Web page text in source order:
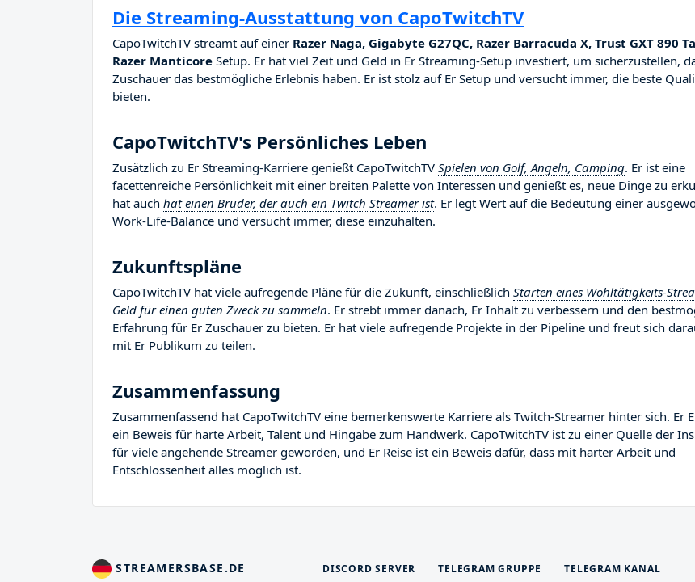
Die Streaming-Ausstattung von CapoTwitchTV
CapoTwitchTV streamt auf einer Razer Naga, Gigabyte G27QC, Razer Barracuda X, Trust GXT 890
Razer Manticore Setup. Er hat viel Zeit und Geld in Er Streaming-Setup investiert, um sicherzustellen,
Zuschauer das bestmögliche Erlebnis haben. Er ist stolz auf Er Setup und versucht immer, die beste
bieten.
CapoTwitchTV's Persönliches Leben
Zusätzlich zu Er Streaming-Karriere genießt CapoTwitchTV Spielen von Golf, Angeln, Camping. Er ist eine
facettenreiche Persönlichkeit mit einer breiten Palette von Interessen und genießt es, neue Dinge zu
hat auch hat einen Bruder, der auch ein Twitch Streamer ist. Er legt Wert auf die Bedeutung einer
Work-Life-Balance und versucht immer, diese einzuhalten.
Zukunftspläne
CapoTwitchTV hat viele aufregende Pläne für die Zukunft, einschließlich Starten eines Wohltätigkeits-
Geld für einen guten Zweck zu sammeln. Er strebt immer danach, Er Inhalt zu verbessern und den
Erfahrung für Er Zuschauer zu bieten. Er hat viele aufregende Projekte in der Pipeline und freut sich
mit Er Publikum zu teilen.
Zusammenfassung
Zusammenfassend hat CapoTwitchTV eine bemerkenswerte Karriere als Twitch-Streamer hinter sich. Er
ein Beweis für harte Arbeit, Talent und Hingabe zum Handwerk. CapoTwitchTV ist zu einer Quelle der
für viele angehende Streamer geworden, und Er Reise ist ein Beweis dafür, dass mit harter Arbeit und
Entschlossenheit alles möglich ist.
STREAMERSBASE.DE DISCORD SERVER TELEGRAM GRUPPE TELEGRAM KANAL